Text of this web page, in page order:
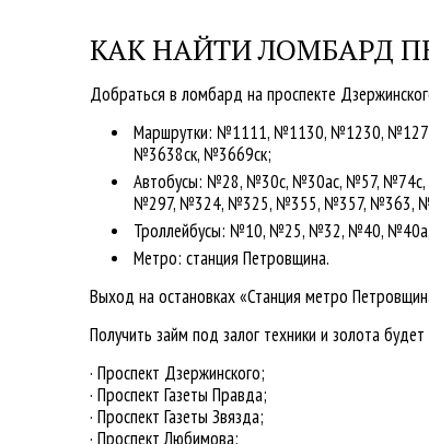
КАК НАЙТИ ЛОМБАРД
Добраться в ломбард на проспекте
Маршрутки: №1111, №1130, №1230,
№3638ск, №3669ск;
Автобусы: №28, №30с, №30ас, №57,
№297, №324, №325, №355, №357, №363,
Троллейбусы: №10, №25, №32, №40,
Метро: станция Петровщина.
Выход на остановках «Станция метро
Получить займ под залог техники и золота
· Проспект Дзержинского;
· Проспект Газеты Правда;
· Проспект Газеты Звязда;
· Проспект Любимова;